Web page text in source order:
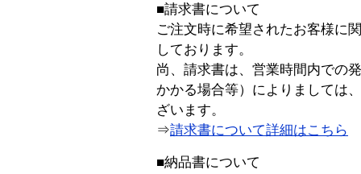
■請求書について
ご注文時に希望されたお客様に
しております。
尚、請求書は、営業時間内での
かかる場合等）によりましては
ざいます。
⇒請求書について詳細はこちら
■納品書について